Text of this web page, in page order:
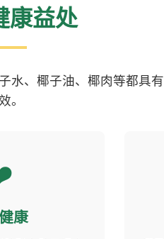
康益处
水、椰子油、椰肉等都具
。
康